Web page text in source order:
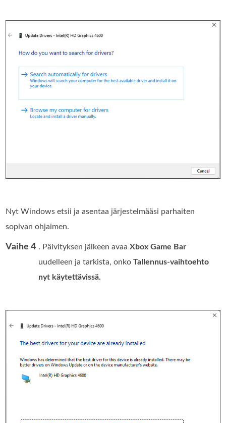
Nyt Windows etsii ja asentaa järjestelmääsi parhaiten
sopivan ohjaimen.
Vaihe 4 . Päivityksen jälkeen avaaXbox Game Bar
uudelleen ja tarkista, onkoTallennus-vaihtoehto
nyt käytettävissä.